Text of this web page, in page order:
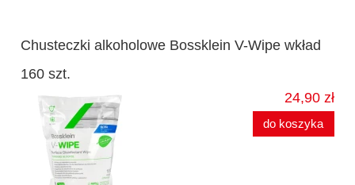
Chusteczki alkoholowe Bossklein V-Wipe wkład
160 szt.
24,90 zł
do koszyka